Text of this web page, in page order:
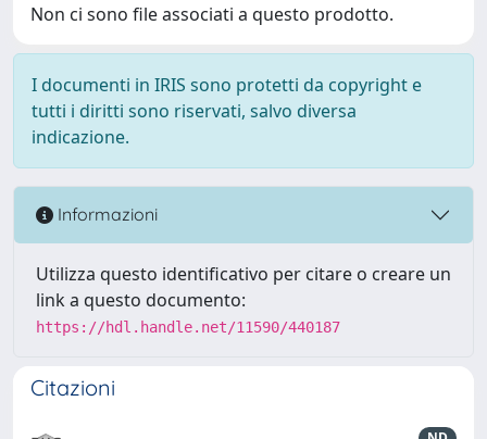
Non ci sono file associati a questo prodotto.
I documenti in IRIS sono protetti da copyright e
tutti i diritti sono riservati, salvo diversa
indicazione.
Informazioni
Utilizza questo identificativo per citare o creare un
link a questo documento:
https://hdl.handle.net/11590/440187
Citazioni